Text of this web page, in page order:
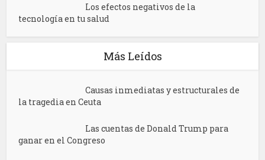
Los efectos negativos de la
tecnología en tu salud
Más Leídos
Causas inmediatas y estructurales de
la tragedia en Ceuta
Las cuentas de Donald Trump para
ganar en el Congreso